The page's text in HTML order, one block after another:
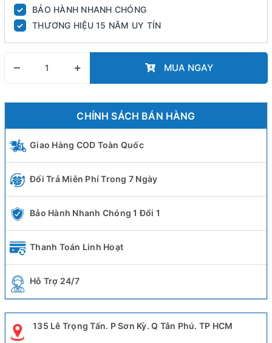
✓ BẢO HÀNH NHANH CHÓNG
✓ THƯƠNG HIỆU 15 NĂM UY TÍN
– + MUA NGAY
CHÍNH SÁCH BÁN HÀNG
Giao Hàng COD Toàn Quốc
Đổi Trả Miễn Phí Trong 7 Ngày
Bảo Hành Nhanh Chóng 1 Đổi 1
Thanh Toán Linh Hoạt
Hỗ Trợ 24/7
135 Lê Trọng Tấn. P Sơn Kỳ. Q Tân Phú. TP HCM